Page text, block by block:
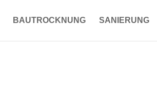
BAUTROCKNUNG SANIERUNG